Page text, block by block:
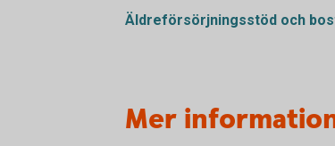
Äldreförsörjningsstöd och
Mer